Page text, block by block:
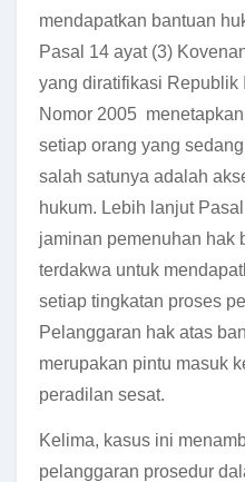
mendapatkan bantuan
Pasal 14 ayat (3)
yang diratifikasi Republik
Nomor 2005
setiap orang yang
salah satunya adalah
hukum. Lebih lanjut
jaminan pemenuhan hak
terdakwa untuk
setiap tingkatan proses
Pelanggaran hak atas
merupakan pintu masuk
peradilan sesat.
Kelima, kasus ini
pelanggaran prosedur